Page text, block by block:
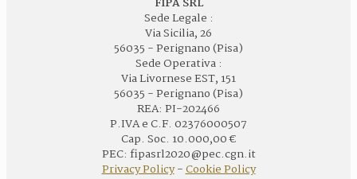
Sede Legale :
Via Sicilia, 26
56035 - Perignano (Pisa)
Sede Operativa :
Via Livornese EST, 151
56035 - Perignano (Pisa)
REA: PI-202466
P.IVA e C.F. 02376000507
Cap. Soc. 10.000,00 €
PEC: fipasrl2020@pec.cgn.it
Privacy Policy-Cookie Policy